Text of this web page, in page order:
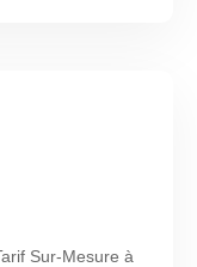
Sur-Mesure à